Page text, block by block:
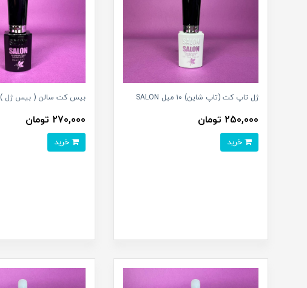
ژل تاپ کت (تاپ شاين) ۱۰ میل SALON
250,000 تومان
بیس کت سالن ( بیس ژل ) ۱۰ میل SALON
270,000 تومان
خرید